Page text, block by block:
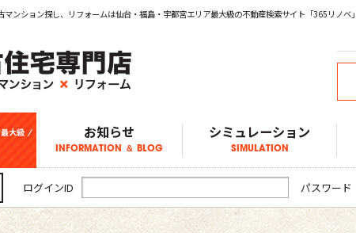
マンション探し、リフォームは仙台・福島・宇都宮エリア最大級の不動産検索サイト「365リノベ」
大級 お知らせ
INFORMATION ＆ BLOG
お知らせ
仙台エリア物件情報
福島エリア物件情報
宇都宮エリア物件情報
スタッフブログ
シミュレーション
SIMULATION
ログインID パスワード